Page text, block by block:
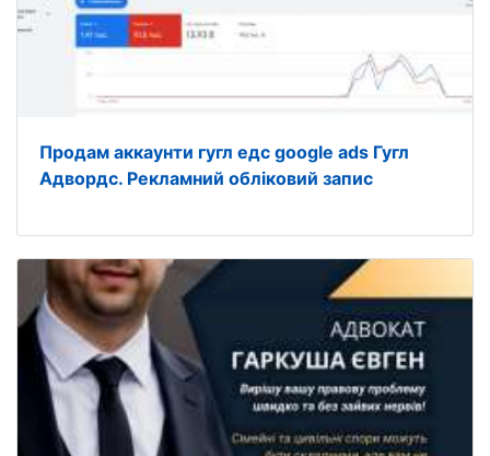
Продам аккаунти гугл едс google ads Гугл
Адвордс. Рекламний обліковий запис